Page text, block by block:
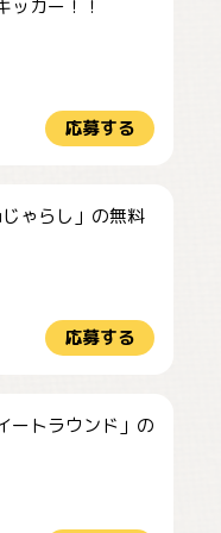
ッカー！！
応募する
ゃらし」の無料
応募する
ートラウンド」の